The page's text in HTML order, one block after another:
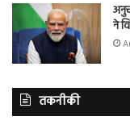
ने
तकनीकी